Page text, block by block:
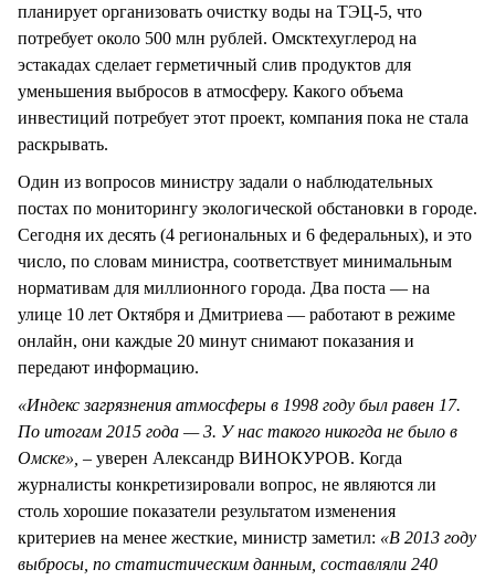
планирует организовать очистку воды на ТЭЦ-5, что
потребует около 500 млн рублей. Омсктехуглерод на
эстакадах сделает герметичный слив продуктов для
уменьшения выбросов в атмосферу. Какого объема
инвестиций потребует этот проект, компания пока не стала
раскрывать.
Один из вопросов министру задали о наблюдательных
постах по мониторингу экологической обстановки в городе.
Сегодня их десять (4 региональных и 6 федеральных), и это
число, по словам министра, соответствует минимальным
нормативам для миллионного города. Два поста — на
улице 10 лет Октября и Дмитриева — работают в режиме
онлайн, они каждые 20 минут снимают показания и
передают информацию.
«Индекс загрязнения атмосферы в 1998 году был равен 17.
По итогам 2015 года — 3. У нас такого никогда не было в
Омске», – уверен Александр ВИНОКУРОВ. Когда
журналисты конкретизировали вопрос, не являются ли
столь хорошие показатели результатом изменения
критериев на менее жесткие, министр заметил: «В 2013 году
выбросы, по статистическим данным, составляли 240